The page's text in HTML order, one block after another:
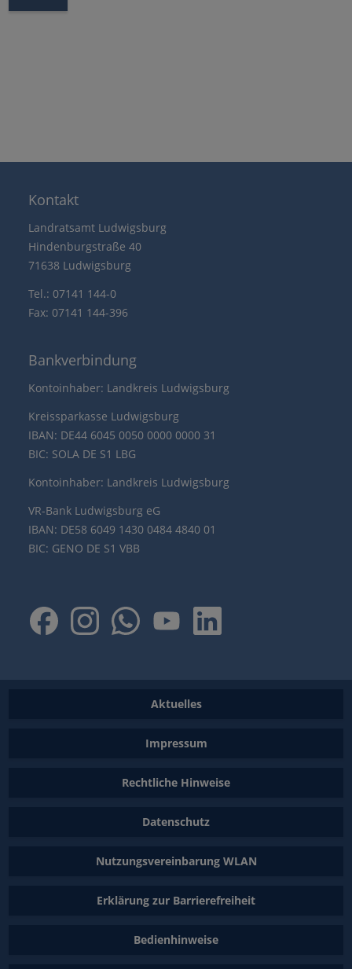
Kontakt
Landratsamt Ludwigsburg
Hindenburgstraße 40
71638 Ludwigsburg
Tel.: 07141 144-0
Fax: 07141 144-396
Bankverbindung
Kontoinhaber: Landkreis Ludwigsburg
Kreissparkasse Ludwigsburg
IBAN: DE44 6045 0050 0000 0000 31
BIC: SOLA DE S1 LBG
Kontoinhaber: Landkreis Ludwigsburg
VR-Bank Ludwigsburg eG
IBAN: DE58 6049 1430 0484 4840 01
BIC: GENO DE S1 VBB
Aktuelles
Impressum
Rechtliche Hinweise
Datenschutz
Nutzungsvereinbarung WLAN
Erklärung zur Barrierefreiheit
Bedienhinweise